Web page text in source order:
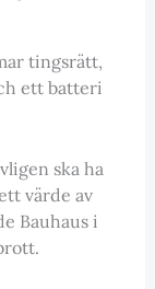
tingsrätt,
ett batteri
ska ha
värde av
Bauhaus i